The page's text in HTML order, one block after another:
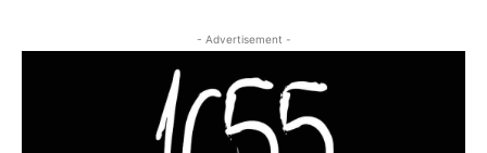
- Advertisement -